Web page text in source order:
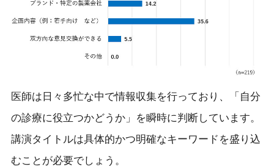
医師は日々多忙な中で情報収集を行っており、「自分
の診療に役立つかどうか」を瞬時に判断しています。
講演タイトルは具体的かつ明確なキーワードを盛り込
むことが必要でしょう。